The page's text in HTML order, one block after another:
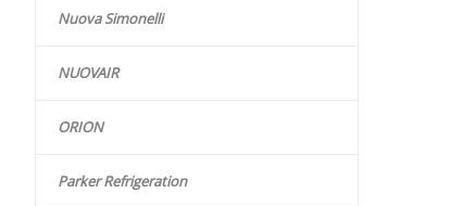
Nuova Simonelli
NUOVAIR
ORION
Parker Refrigeration